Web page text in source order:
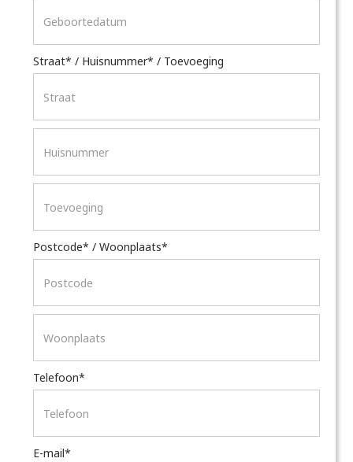
Straat* / Huisnummer* / Toevoeging
Postcode* / Woonplaats*
Telefoon*
E-mail*